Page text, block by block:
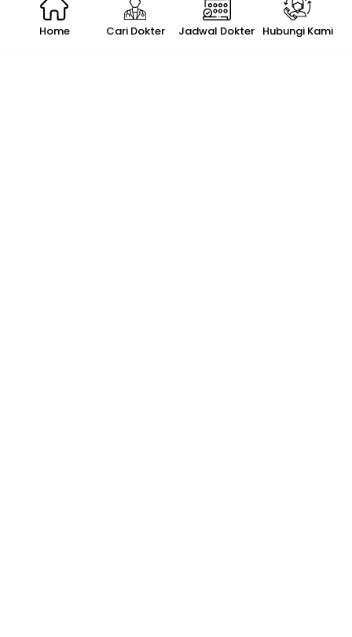
Home Cari Dokter Jadwal Dokter Hubungi Kami